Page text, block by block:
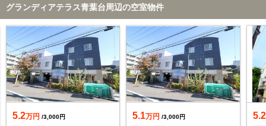
グランディアテラス青葉台周辺の空室物件
5.2万円 /3,000円
5.1万円 /3,000円
5.2